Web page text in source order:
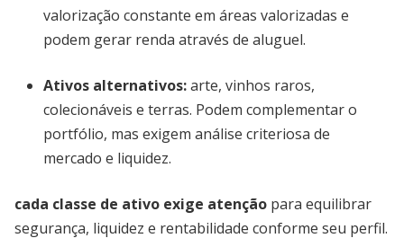
valorização constante em áreas valorizadas e
podem gerar renda através de aluguel.
Ativos alternativos:arte, vinhos raros,
colecionáveis e terras. Podem complementar o
portfólio, mas exigem análise criteriosa de
mercado e liquidez.
cada classe de ativo exige atenção para equilibrar
segurança, liquidez e rentabilidade conforme seu perfil.